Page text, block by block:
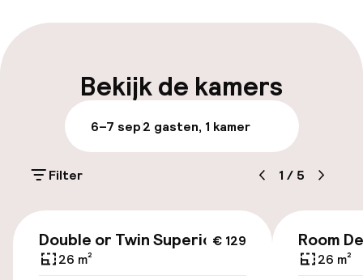
Vroeg inchecken mogelijk
Bagageruimte
Parkeren & mobiliteit
(buiten)
€ 18,00 per dag
Bekijk de kamers
6–7 sep2 gasten, 1 kamer
Filter 1 / 5
€ 129
Double or Twin Superior
26 m²
Room
26 m²